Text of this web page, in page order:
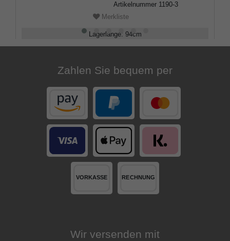
Artikelnummer 1190-3
Merkliste
Lagerlänge: 94cm
Zahlen Sie bequem per
Wir versenden mit